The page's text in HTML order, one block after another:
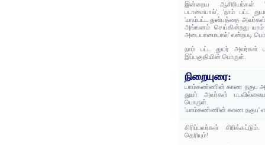
இன்றைய ஆசிரியர்கள்
படாமையால்', 'நாம் பட்ட
'யாம்பட்ட துன்பத்தை
அங்ஙனம் செய்கின்றது
அடையாமையால்' என்றபடி
நாம் பட்ட துயர் அவர்கள்
இப்பகுதியின் பொருள்.
நிறையுரை:
யாம்கண்ணின் காண நகுப
துயர் அவர்கள்
பொருள்.
'யாம்கண்ணின் காண நகுப'
சிரிப்பவர்கள்
தெரியும்!